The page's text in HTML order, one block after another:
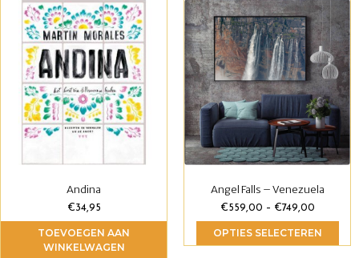
Andina
€34,95
TOEVOEGEN AAN
WINKELWAGEN
Angel Falls – Venezuela
€559,00 – €749,00
OPTIES SELECTEREN